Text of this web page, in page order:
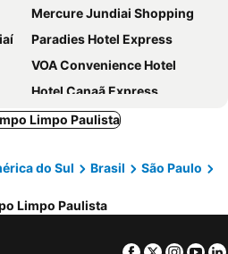
Mercure Jundiai Shopping
Paradies Hotel Express
VOA Convenience Hotel
Hotel Canaã Express
Hotel Fazenda Pirâmides
Hotel Central Rosário
Limpo Paulista
do Sul Brasil
São Paulo
Limpo Paulista